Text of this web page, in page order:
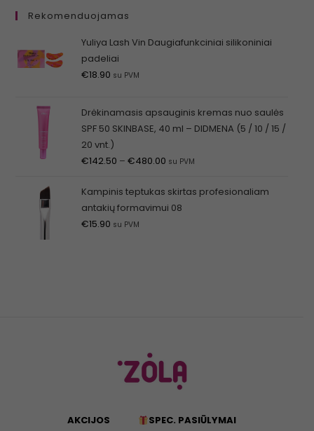
Rekomenduojamas
Yuliya Lash Vin Daugiafunkciniai silikoniniai
padeliai
€18.90 su PVM
Drėkinamasis apsauginis kremas nuo saulės
SPF 50 SKINBASE, 40 ml – DIDMENA (5 / 10 / 15 /
20 vnt.)
€142.50 – €480.00 su PVM
Kampinis teptukas skirtas profesionaliam
antakių formavimui 08
€15.90 su PVM
AKCIJOS SPEC. PASIŪLYMAI